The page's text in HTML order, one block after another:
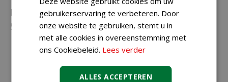
Neem gerust contact met ons op via023-
5581528ofinfo@koopkerstverlichting.nl
gebruikerservaring te verbeteren. Door
onze website te gebruiken, stemt u in
met alle cookies in overeenstemming met
ons Cookiebeleid. Lees verder
ALLES ACCEPTEREN